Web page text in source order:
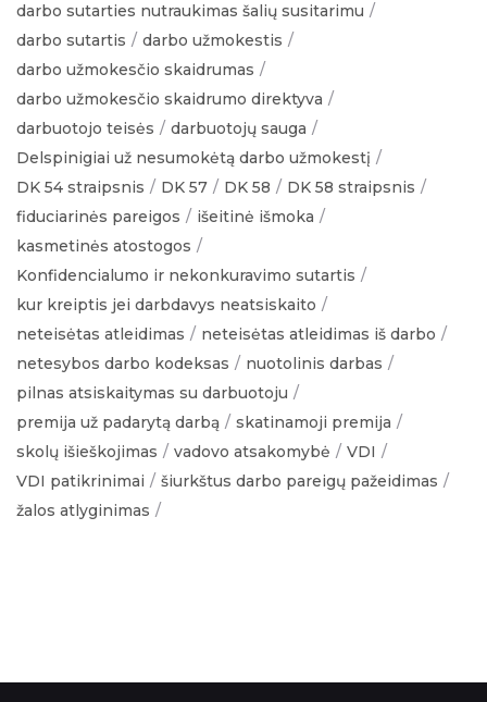
darbo sutarties nutraukimas šalių susitarimu
darbo sutartis
darbo užmokestis
darbo užmokesčio skaidrumas
darbo užmokesčio skaidrumo direktyva
darbuotojo teisės
darbuotojų sauga
Delspinigiai už nesumokėtą darbo užmokestį
DK 54 straipsnis
DK 57 DK 58
DK 58 straipsnis
fiduciarinės pareigos
išeitinė išmoka
kasmetinės atostogos
Konfidencialumo ir nekonkuravimo sutartis
kur kreiptis jei darbdavys neatsiskaito
neteisėtas atleidimas
neteisėtas atleidimas iš darbo
netesybos darbo kodeksas
nuotolinis darbas
pilnas atsiskaitymas su darbuotoju
premija už padarytą darbą
skatinamoji premija
skolų išieškojimas
vadovo atsakomybė
VDI
VDI patikrinimai
šiurkštus darbo pareigų pažeidimas
žalos atlyginimas